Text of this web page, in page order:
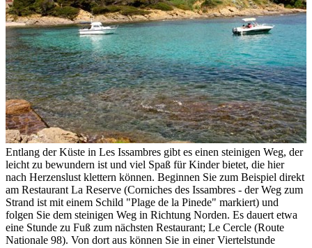
Entlang der Küste in Les Issambres gibt es einen steinigen Weg, der
leicht zu bewundern ist und viel Spaß für Kinder bietet, die hier
nach Herzenslust klettern können. Beginnen Sie zum Beispiel direkt
am Restaurant La Reserve (Corniches des Issambres - der Weg zum
Strand ist mit einem Schild "Plage de la Pinede" markiert) und
folgen Sie dem steinigen Weg in Richtung Norden. Es dauert etwa
eine Stunde zu Fuß zum nächsten Restaurant; Le Cercle (Route
Nationale 98). Von dort aus können Sie in einer Viertelstunde